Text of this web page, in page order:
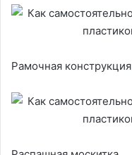
Рамочная конструкция